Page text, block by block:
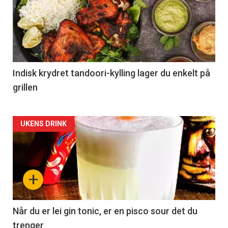
Indisk krydret tandoori-kylling lager du enkelt på
grillen
Forsiden
akkurat
nå
-
2
+
UKENS DRINK
Når du er lei gin tonic, er en pisco sour det du
trenger